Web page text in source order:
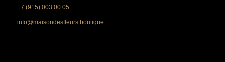
+7 (915) 003 00 05
info@maisondesfleurs.boutique